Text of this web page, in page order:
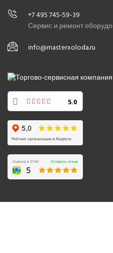
+7 495 745-59-39
Сервис и ремонт
info@masterxoloda.ru
5.0